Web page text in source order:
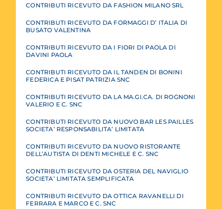
CONTRIBUTI RICEVUTO DA FASHION MILANO SRL
CONTRIBUTI RICEVUTO DA FORMAGGI D’ ITALIA DI
BUSATO VALENTINA
CONTRIBUTI RICEVUTO DA I FIORI DI PAOLA DI
DAVINI PAOLA
CONTRIBUTI RICEVUTO DA IL TANDEN DI BONINI
FEDERICA E PISAT PATRIZIA SNC
CONTRIBUTI RICEVUTO DA LA MA.GI.CA. DI ROGNONI
VALERIO E C. SNC
CONTRIBUTI RICEVUTO DA NUOVO BAR LES PAILLES
SOCIETA’ RESPONSABILITA’ LIMITATA
CONTRIBUTI RICEVUTO DA NUOVO RISTORANTE
DELL’AUTISTA DI DENTI MICHELE E C. SNC
CONTRIBUTI RICEVUTO DA OSTERIA DEL NAVIGLIO
SOCIETA’ LIMITATA SEMPLIFICATA
CONTRIBUTI RICEVUTO DA OTTICA RAVANELLI DI
FERRARA E MARCO E C. SNC